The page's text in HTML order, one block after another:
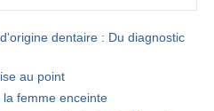
dentaire : Du diagnostic
au point
femme enceinte